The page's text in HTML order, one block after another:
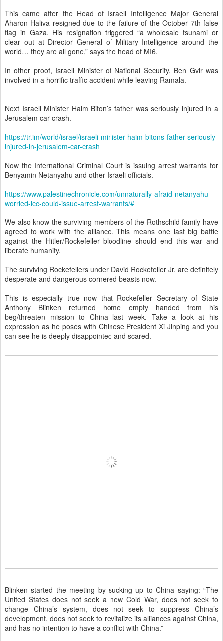
This came after the Head of Israeli Intelligence Major General
Aharon Haliva resigned due to the failure of the October 7th false
flag in Gaza. His resignation triggered “a wholesale tsunami or
clear out at Director General of Military Intelligence around the
world… they are all gone,” says the head of MI6.
In other proof, Israeli Minister of National Security, Ben Gvir was
involved in a horrific traffic accident while leaving Ramala.
Next Israeli Minister Haim Biton’s father was seriously injured in a
Jerusalem car crash.
https://tr.im/world/israel/israeli-minister-haim-bitons-father-seriously-
injured-in-jerusalem-car-crash
Now the International Criminal Court is issuing arrest warrants for
Benyamin Netanyahu and other Israeli officials.
https://www.palestinechronicle.com/unnaturally-afraid-netanyahu-
worried-icc-could-issue-arrest-warrants/#
We also know the surviving members of the Rothschild family have
agreed to work with the alliance. This means one last big battle
against the Hitler/Rockefeller bloodline should end this war and
liberate humanity.
The surviving Rockefellers under David Rockefeller Jr. are definitely
desperate and dangerous cornered beasts now.
This is especially true now that Rockefeller Secretary of State
Anthony Blinken returned home empty handed from his
beg/threaten mission to China last week. Take a look at his
expression as he poses with Chinese President Xi Jinping and you
can see he is deeply disappointed and scared.
Blinken started the meeting by sucking up to China saying: “The
United States does not seek a new Cold War, does not seek to
change China’s system, does not seek to suppress China’s
development, does not seek to revitalize its alliances against China,
and has no intention to have a conflict with China.”